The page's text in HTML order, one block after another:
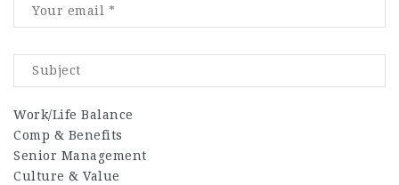
Work/Life Balance
Comp & Benefits
Senior Management
Culture & Value